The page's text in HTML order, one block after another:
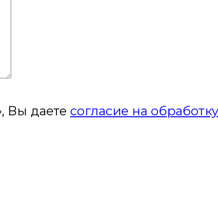
Вы даете согласие на